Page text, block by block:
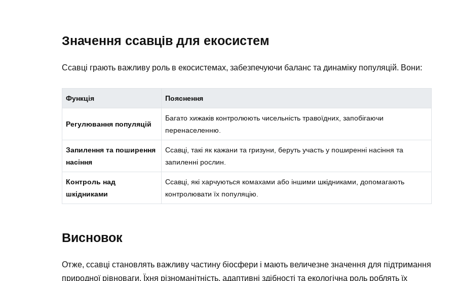
Значення ссавців для екосистем
Ссавці грають важливу роль в екосистемах, забезпечуючи баланс та динаміку популяцій. Вони:
Функція Пояснення
Регулювання популяцій
Багато хижаків контролюють чисельність травоїдних, запобігаючи
перенаселенню.
Запилення та поширення
насіння
Ссавці, такі як кажани та гризуни, беруть участь у поширенні насіння та
запиленні рослин.
Контроль над
шкідниками
Ссавці, які харчуються комахами або іншими шкідниками, допомагають
контролювати їх популяцію.
Висновок
Отже, ссавці становлять важливу частину біосфери і мають величезне значення для підтримання
природної рівноваги. Їхня різноманітність, адаптивні здібності та екологічна роль роблять їх